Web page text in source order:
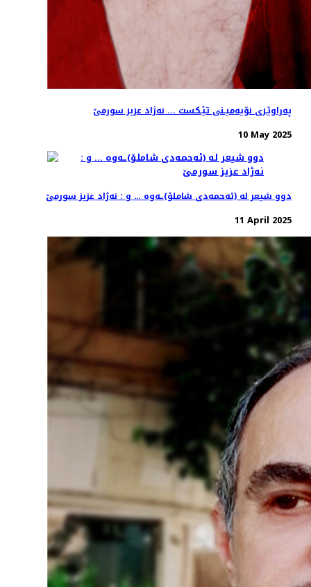
په‌راوێـزی نۆیه‌میـنی تێـكست ... نه‌ژاد عزیز سورمێ
10 May 2025
دوو شیعر له‌ (ئه‌حمه‌دی شاملۆ)ـه‌وه‌ … و : نه‌ژاد عزیز سورمێ
11 April 2025